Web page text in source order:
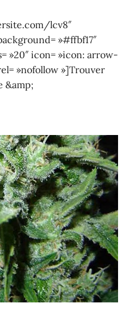
lcv8″
»#ffbf17″
»20″ icon= »icon: arrow-
»nofollow »]Trouver
&amp;